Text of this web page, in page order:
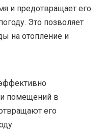
и предотвращает его
Это позволяет
на отопление и
помещений в
его